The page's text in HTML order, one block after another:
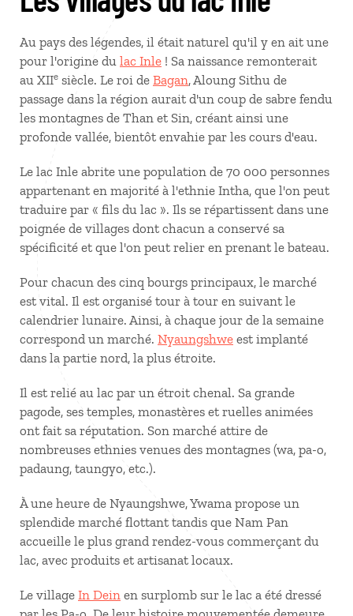
Au pays des légendes, il était naturel qu'il y en ait une
pour l'origine du lac Inle ! Sa naissance remonterait
au XIIe siècle. Le roi de Bagan, Aloung Sithu de
passage dans la région aurait d'un coup de sabre fendu
les montagnes de Than et Sin, créant ainsi une
profonde vallée, bientôt envahie par les cours d'eau.
Le lac Inle abrite une population de 70 000 personnes
appartenant en majorité à l'ethnie Intha, que l'on peut
traduire par « fils du lac ». Ils se répartissent dans une
poignée de villages dont chacun a conservé sa
spécificité et que l'on peut relier en prenant le bateau.
Pour chacun des cinq bourgs principaux, le marché
est vital. Il est organisé tour à tour en suivant le
calendrier lunaire. Ainsi, à chaque jour de la semaine
correspond un marché. Nyaungshwe est implanté
dans la partie nord, la plus étroite.
Il est relié au lac par un étroit chenal. Sa grande
pagode, ses temples, monastères et ruelles animées
ont fait sa réputation. Son marché attire de
nombreuses ethnies venues des montagnes (wa, pa-o,
padaung, taungyo, etc.).
À une heure de Nyaungshwe, Ywama propose un
splendide marché flottant tandis que Nam Pan
accueille le plus grand rendez-vous commerçant du
lac, avec produits et artisanat locaux.
Le village In Dein en surplomb sur le lac a été dressé